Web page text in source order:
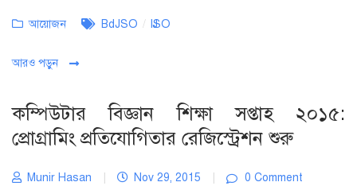
Categories
আয়োজন Tags
BdJSO / IJSO
আরও পড়ুন
কম্পিউটার বিজ্ঞান শিক্ষা সপ্তাহ ২০১৫:
প্রোগ্রামিং প্রতিযোগিতার রেজিস্ট্রেশন শুরু
Munir Hasan Nov 29, 2015 0 Comment